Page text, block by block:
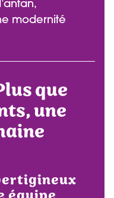
modernité
que
une